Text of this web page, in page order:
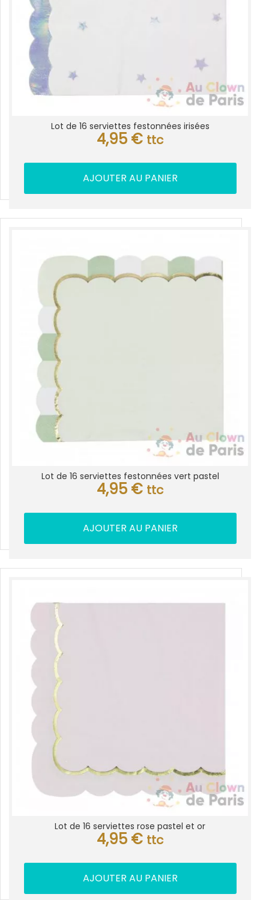
Lot de 16 serviettes festonnées irisées
4,95 € ttc
AJOUTER AU PANIER
Lot de 16 serviettes festonnées vert pastel
4,95 € ttc
AJOUTER AU PANIER
Lot de 16 serviettes rose pastel et or
4,95 € ttc
AJOUTER AU PANIER